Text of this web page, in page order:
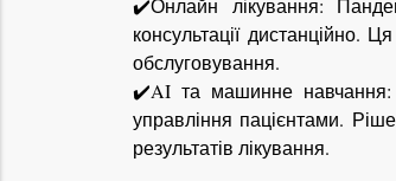
✔️Онлайн лікування:
консультації дистанційно.
обслуговування.
✔️AI та машинне навчання:
управління пацієнтами.
результатів лікування.